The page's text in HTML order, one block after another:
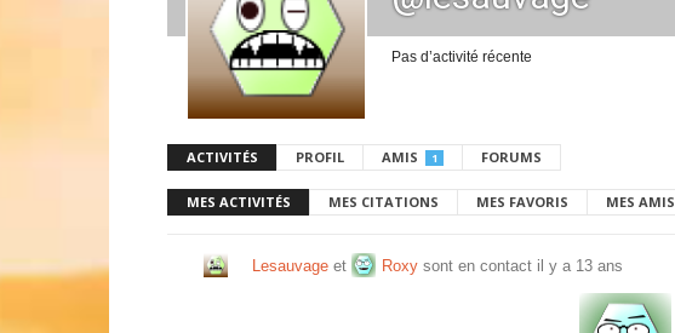
Pas d’activité récente
ACTIVITÉS PROFIL AMIS 1 FORUMS
MES ACTIVITÉS MES CITATIONS MES FAVORIS MES AMIS
Lesauvage et Roxy sont en contact il y a 13 ans